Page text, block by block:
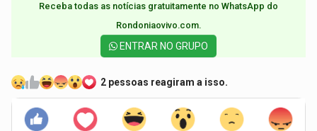
Receba todas as notícias gratuitamente no WhatsApp do
Rondoniaovivo.com.​
ENTRAR NO GRUPO
2 pessoas reagiram a isso.